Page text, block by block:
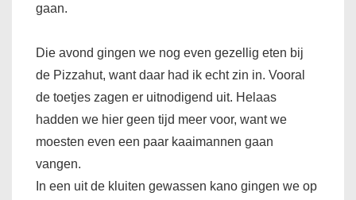
gaan.
Die avond gingen we nog even gezellig eten bij
de Pizzahut, want daar had ik echt zin in. Vooral
de toetjes zagen er uitnodigend uit. Helaas
hadden we hier geen tijd meer voor, want we
moesten even een paar kaaimannen gaan
vangen.
In een uit de kluiten gewassen kano gingen we op